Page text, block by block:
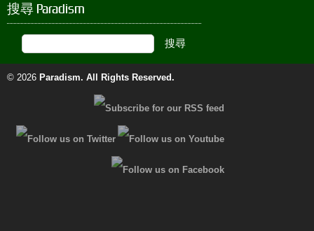
搜尋 Paradism
© 2026 Paradism. All Rights Reserved.